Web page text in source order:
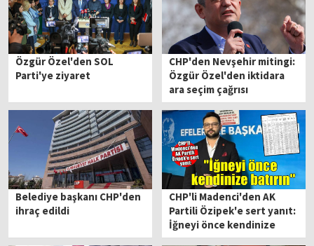
Özgür Özel'den SOL
Parti'ye ziyaret
CHP'den Nevşehir mitingi:
Özgür Özel'den iktidara
ara seçim çağrısı
Belediye başkanı CHP'den
ihraç edildi
CHP'li Madenci'den AK
Partili Özipek'e sert yanıt:
İğneyi önce kendinize
batırın